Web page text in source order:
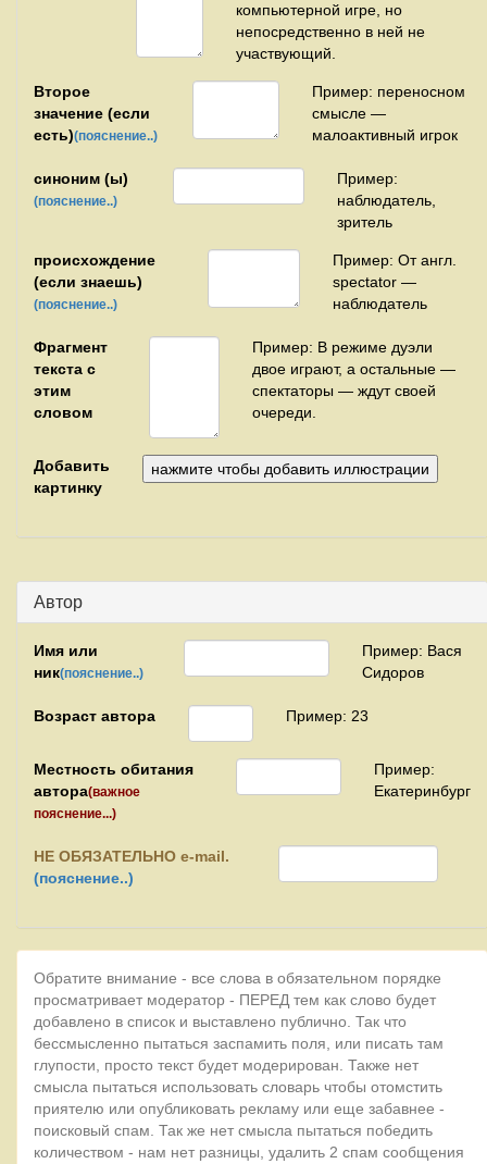
компьютерной игре, но
непосредственно в ней не
участвующий.
Второе
значение (если
есть)(пояснение..)
Пример: переносном
смысле —
малоактивный игрок
синоним (ы)
(пояснение..)
Пример:
наблюдатель,
зритель
происхождение
(если знаешь)
(пояснение..)
Пример: От англ.
spectator —
наблюдатель
Фрагмент
текста с
этим
словом
Пример: В режиме дуэли
двое играют, а остальные —
спектаторы — ждут своей
очереди.
Добавить
картинку
Автор
Имя или
ник(пояснение..)
Пример: Вася
Сидоров
Возраст автора Пример: 23
Местность обитания
автора(важное
пояснение...)
Пример:
Екатеринбург
НЕ ОБЯЗАТЕЛЬНО e-mail.
(пояснение..)
Обратите внимание - все слова в обязательном порядке
просматривает модератор - ПЕРЕД тем как слово будет
добавлено в список и выставлено публично. Так что
бессмысленно пытаться заспамить поля, или писать там
глупости, просто текст будет модерирован. Также нет
смысла пытаться использовать словарь чтобы отомстить
приятелю или опубликовать рекламу или еще забавнее -
поисковый спам. Так же нет смысла пытаться победить
количеством - нам нет разницы, удалить 2 спам сообщения